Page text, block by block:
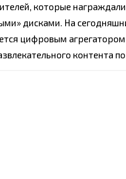
которые
дисками. На
цифровым
контента